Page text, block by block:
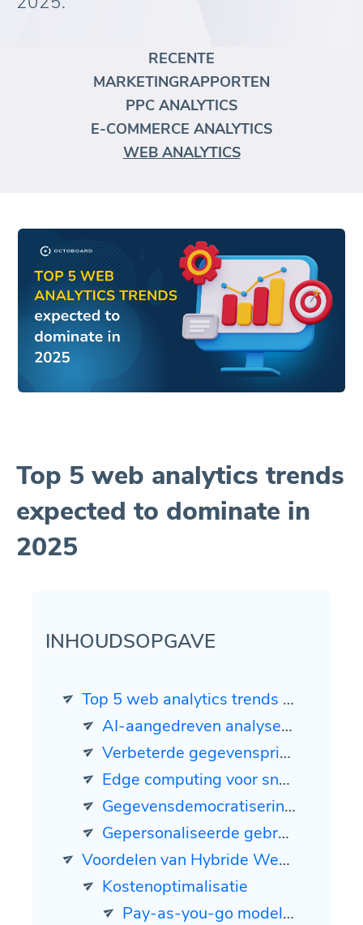
RECENTE
MARKETINGRAPPORTEN
PPC ANALYTICS
E-COMMERCE ANALYTICS
WEB ANALYTICS
Top 5 web analytics trends
expected to dominate in
2025
INHOUDSOPGAVE
Top 5 web analytics trends expected to dominate in 2025
AI-aangedreven analyses (32%): Kunstmatige intelligentie en machine learning zullen webanalyse revolutioneren, waardoor diepere inzichten in gebruikersgedrag, trendidentificatie en voorspellende analyses mogelijk worden. Op AI gebaseerde business intelligence zal verder gaan dan basisanalyse om proactieve aanbevelingen en voorspellende inzichten te bieden.
Verbeterde gegevensprivacy en beveiliging (21%): Met toenemende zorgen over gegevensbescherming zal er een grotere focus zijn op gegevensprivacy in webanalyse. Vertrouwelijke berekening en homomorfe encryptie zullen gegevensbeheer versterken. Deze trend sluit aan bij het groeiende belang van gegevensbeveiliging in analyse.
Edge computing voor snellere analyse (19%): Edge computing zal gegevensverwerking dichter bij de bron brengen, waardoor real-time inzichten uit streaminggegevens mogelijk worden. Deze aanpak zal de analyse versnellen, de beveiliging verbeteren en de latentie verminderen.
Gegevensdemocratisering (15%): Er zal een push zijn om gegevens en analysetools toegankelijker te maken voor niet-technische gebruikers binnen organisaties. Deze trend zal meer werknemers in staat stellen om op gegevens gebaseerde beslissingen te nemen.
Gepersonaliseerde gebruikerservaringen (13%): Webanalyse zal zich meer richten op het creëren van sterk gepersonaliseerde ervaringen voor gebruikers. Dit zal het analyseren van grote hoeveelheden gegevens omvatten om inhoud, aanbevelingen en interacties af te stemmen op individuele voorkeuren.
Voordelen van Hybride Webanalyse in 2025
Kostenoptimalisatie
Pay-as-you-go model: Hybride cloud maakt gebruik van een flexibele prijsstructuur voor publieke cloudservices, waardoor bedrijven alleen betalen voor de resources die ze daadwerkelijk gebruiken.